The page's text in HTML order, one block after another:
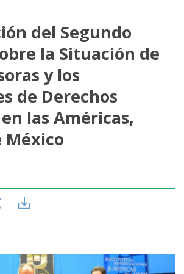
del Segundo
la Situación de
y los
de Derechos
las Américas,
México